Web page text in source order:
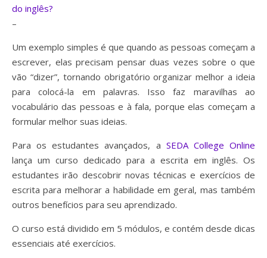
do inglês?
–
Um exemplo simples é que quando as pessoas começam a
escrever, elas precisam pensar duas vezes sobre o que
vão “dizer”, tornando obrigatório organizar melhor a ideia
para colocá-la em palavras. Isso faz maravilhas ao
vocabulário das pessoas e à fala, porque elas começam a
formular melhor suas ideias.
Para os estudantes avançados, a SEDA College Online
lança um curso dedicado para a escrita em inglês. Os
estudantes irão descobrir novas técnicas e exercícios de
escrita para melhorar a habilidade em geral, mas também
outros benefícios para seu aprendizado.
O curso está dividido em 5 módulos, e contém desde dicas
essenciais até exercícios.